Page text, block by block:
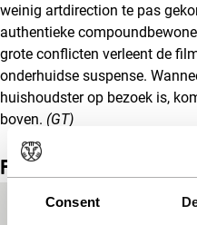
Consent
weinig artdirection te pas
authentieke
grote conflicten verleent de
onderhuidse suspense.
huishoudster op bezoek is,
boven. (GT)
Film details
Productieland Argentinië